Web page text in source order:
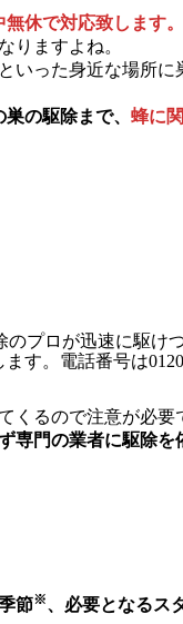
無休で対応致します。
りますよね。
った身近な場所
の駆除まで、 蜂に
くるので注意が必要
専門の業者に駆除を
節※、必要となるス